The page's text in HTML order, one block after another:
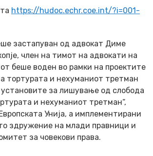
https://hudoc.echr.coe.int/?i=001-
застапуван од адвокат Диме
член на тимот на адвокати на
беше воден во рамки на проектите
тортурата и нехуманиот третман
за лишување од слобода
и нехуманиот третман“,
Унија, а имплементирани
здружение на млади правници и
за човекови права.